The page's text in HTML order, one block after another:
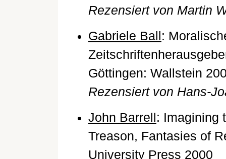
Rezensiert von Martin
Gabriele Ball :
Göttingen: Wallstein
Rezensiert von Hans-
John Barrell : Imagining
Treason, Fantasies of
University Press 2000